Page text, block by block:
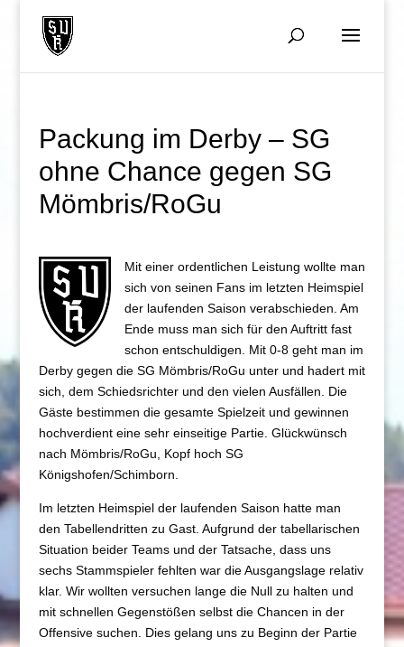
Packung im Derby – SG
ohne Chance gegen SG
Mömbris/RoGu
Mit einer ordentlichen Leistung wollte man
sich von seinen Fans im letzten Heimspiel
der laufenden Saison verabschieden. Am
Ende muss man sich für den Auftritt fast
schon entschuldigen. Mit 0-8 geht man im
Derby gegen die SG Mömbris/RoGu unter und hadert mit
sich, dem Schiedsrichter und den vielen Ausfällen. Die
Gäste bestimmen die gesamte Spielzeit und gewinnen
hochverdient eine sehr einseitige Partie. Glückwünsch
nach Mömbris/RoGu, Kopf hoch SG
Königshofen/Schimborn.
Im letzten Heimspiel der laufenden Saison hatte man
den Tabellendritten zu Gast. Aufgrund der tabellarischen
Situation beider Teams und der Tatsache, dass uns
sechs Stammspieler fehlten war die Ausgangslage relativ
klar. Wir wollten versuchen lange die Null zu halten und
mit schnellen Gegenstößen selbst die Chancen in der
Offensive suchen. Dies gelang uns zu Beginn der Partie